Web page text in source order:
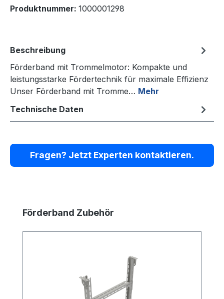
Produktnummer: 1000001298
Beschreibung
Förderband mit Trommelmotor: Kompakte und
leistungsstarke Fördertechnik für maximale Effizienz
Unser Förderband mit Tromme… Mehr
Technische Daten
Fragen? Jetzt Experten kontaktieren.
Produktgalerie überspringen
Förderband Zubehör